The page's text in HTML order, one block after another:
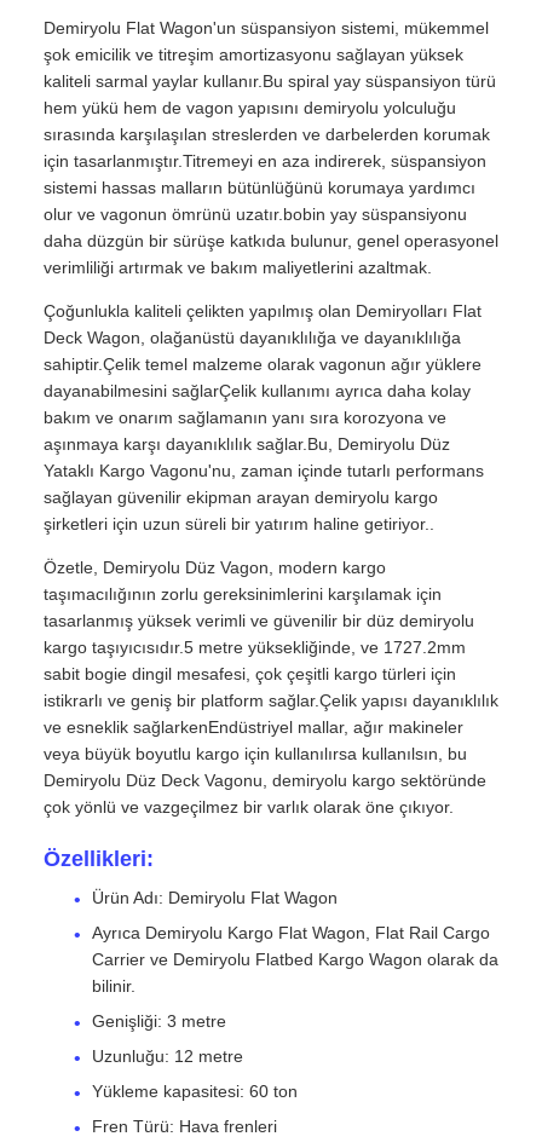
Demiryolu Flat Wagon'un süspansiyon sistemi, mükemmel
şok emicilik ve titreşim amortizasyonu sağlayan yüksek
kaliteli sarmal yaylar kullanır.Bu spiral yay süspansiyon türü
hem yükü hem de vagon yapısını demiryolu yolculuğu
sırasında karşılaşılan streslerden ve darbelerden korumak
için tasarlanmıştır.Titremeyi en aza indirerek, süspansiyon
sistemi hassas malların bütünlüğünü korumaya yardımcı
olur ve vagonun ömrünü uzatır.bobin yay süspansiyonu
daha düzgün bir sürüşe katkıda bulunur, genel operasyonel
verimliliği artırmak ve bakım maliyetlerini azaltmak.
Çoğunlukla kaliteli çelikten yapılmış olan Demiryolları Flat
Deck Wagon, olağanüstü dayanıklılığa ve dayanıklılığa
sahiptir.Çelik temel malzeme olarak vagonun ağır yüklere
dayanabilmesini sağlarÇelik kullanımı ayrıca daha kolay
bakım ve onarım sağlamanın yanı sıra korozyona ve
aşınmaya karşı dayanıklılık sağlar.Bu, Demiryolu Düz
Yataklı Kargo Vagonu'nu, zaman içinde tutarlı performans
sağlayan güvenilir ekipman arayan demiryolu kargo
şirketleri için uzun süreli bir yatırım haline getiriyor..
Özetle, Demiryolu Düz Vagon, modern kargo
taşımacılığının zorlu gereksinimlerini karşılamak için
tasarlanmış yüksek verimli ve güvenilir bir düz demiryolu
kargo taşıyıcısıdır.5 metre yüksekliğinde, ve 1727.2mm
sabit bogie dingil mesafesi, çok çeşitli kargo türleri için
istikrarlı ve geniş bir platform sağlar.Çelik yapısı dayanıklılık
ve esneklik sağlarkenEndüstriyel mallar, ağır makineler
veya büyük boyutlu kargo için kullanılırsa kullanılsın, bu
Demiryolu Düz Deck Vagonu, demiryolu kargo sektöründe
çok yönlü ve vazgeçilmez bir varlık olarak öne çıkıyor.
Özellikleri:
Ürün Adı: Demiryolu Flat Wagon
Ayrıca Demiryolu Kargo Flat Wagon, Flat Rail Cargo
Carrier ve Demiryolu Flatbed Kargo Wagon olarak da
bilinir.
Genişliği: 3 metre
Uzunluğu: 12 metre
Yükleme kapasitesi: 60 ton
Fren Türü: Hava frenleri